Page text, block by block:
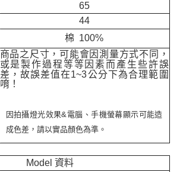
65
44
棉 100%
商品之尺寸，可能會因測量方式不同，
或是製作過程等等因素而產生些許誤
差，故誤差值在1~3公分下為合理範圍
唷！
因拍攝燈光效果&電腦、手機螢幕顯示可能造
成色差，請以實品顏色為準。
Model 資料